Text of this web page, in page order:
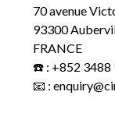
70 avenue
93300
FRANCE
☎️ : +852 3488
📧 :